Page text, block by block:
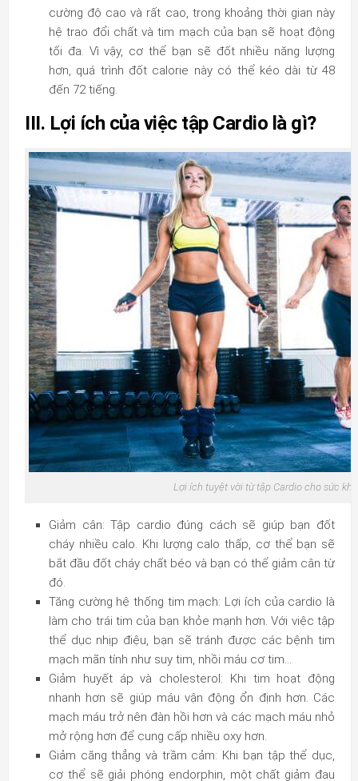
cường độ cao và rất cao, trong khoảng thời gian này
hệ trao đổi chất và tim mạch của bạn sẽ hoạt động
tối đa. Vì vậy, cơ thể bạn sẽ đốt nhiều năng lượng
hơn, quá trình đốt calorie này có thể kéo dài từ 48
đến 72 tiếng.
III. Lợi ích của việc tập Cardio là gì?
Lợi ích tuyệt vời từ tập Cardio cho sức
Giảm cân: Tập cardio đúng cách sẽ giúp bạn đốt
cháy nhiều calo. Khi lượng calo thấp, cơ thể bạn sẽ
bắt đầu đốt cháy chất béo và bạn có thể giảm cân từ
đó.
Tăng cường hệ thống tim mạch: Lợi ích của cardio là
làm cho trái tim của bạn khỏe mạnh hơn. Với việc tập
thể dục nhịp điệu, bạn sẽ tránh được các bệnh tim
mạch mãn tính như suy tim, nhồi máu cơ tim…
Giảm huyết áp và cholesterol: Khi tim hoạt động
nhanh hơn sẽ giúp máu vận động ổn định hơn. Các
mạch máu trở nên đàn hồi hơn và các mạch máu nhỏ
mở rộng hơn để cung cấp nhiều oxy hơn.
Giảm căng thẳng và trầm cảm: Khi bạn tập thể dục,
cơ thể sẽ giải phóng endorphin, một chất giảm đau